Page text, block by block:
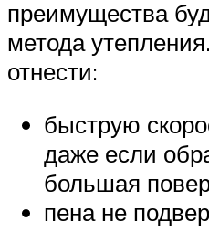
преимущества
метода
отнести:
быструю
даже если
большая
пена не